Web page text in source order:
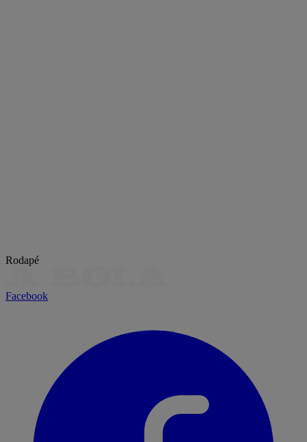
Rodapé
Facebook